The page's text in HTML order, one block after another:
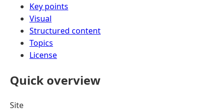
Key points
Visual
Structured content
Topics
License
Quick overview
Site